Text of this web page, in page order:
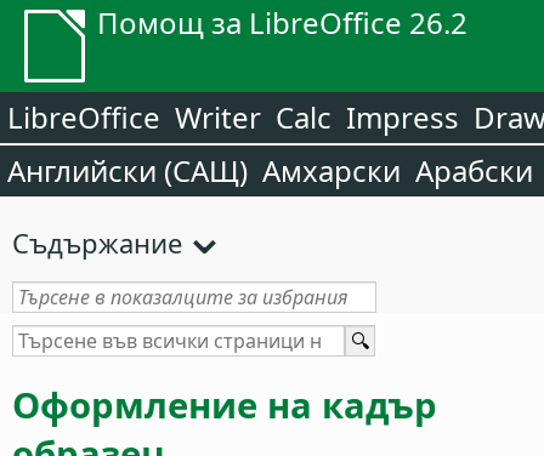
Помощ за LibreOffice 26.2
LibreOffice Writer Calc Impress
Английски (САЩ) Амхарски Арабски
Съдържание
Оформление на кадър